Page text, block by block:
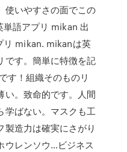
使いやすさの面でこの
語アプリ mikan 出
mikan. mikanは英
です。簡単に特徴を記
す！組織そのものリ
い。致命的です。人間
学ばない。マスクも工
造力は確実にさがり
ウレンソウ…ビジネス